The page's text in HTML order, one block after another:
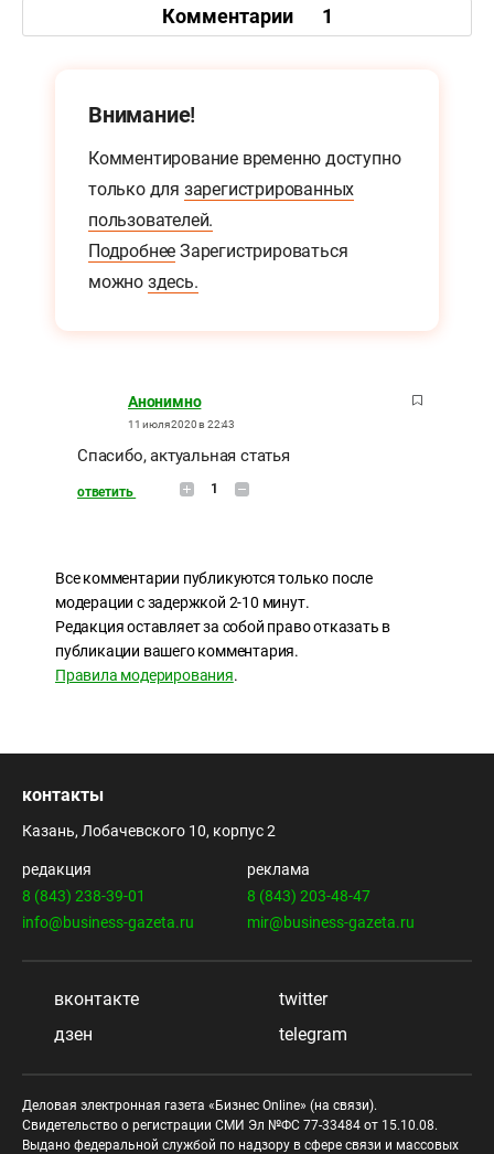
Комментарии 1
Внимание!
Комментирование временно доступно
только для зарегистрированных
пользователей.
Подробнее Зарегистрироваться
можно здесь.
Анонимно
11 июля 2020 в 22:43
Спасибо, актуальная статья
ответить 1
Все комментарии публикуются только после
модерации с задержкой 2-10 минут.
Редакция оставляет за собой право отказать в
публикации вашего комментария.
Правила модерирования.
контакты
Казань, Лобачевского 10, корпус 2
редакция
8 (843) 238-39-01
info@business-gazeta.ru
реклама
8 (843) 203-48-47
mir@business-gazeta.ru
вконтакте
twitter
дзен
telegram
Деловая электронная газета «Бизнес Online» (на связи).
Свидетельство о регистрации СМИ Эл №ФС 77-33484 от 15.10.08.
Выдано федеральной службой по надзору в сфере связи и массовых